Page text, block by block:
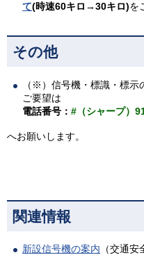
て(時速60キロ→30キロ)を
その他
（※）信号機・標識・標示
ご要望は
電話番号： #（シャープ）
へお願いします。
関連情報
新設信号機の案内 （交通